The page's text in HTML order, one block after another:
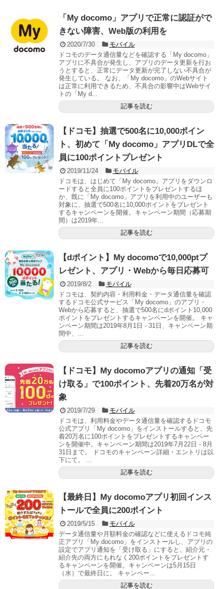
「My docomo」アプリで正常に認証がで
きない障害、Web版の利用を
2020/7/30
モバイル
ドコモのデータ通信量などを確認する「My docomo」
アプリに不具合が発生し、アプリのデータ更新を行お
うとすると、正常にデータ更新が完了しない不具合が
発生している。 なお、「My docomo」のWebサイト
は正常に利用できるため、不具合の影響中はWebサイ
トの「My d...
記事を読む
【ドコモ】抽選で500名に10,000ポイン
ト、初めて「My docomo」アプリDLで全
員に100ポイントプレゼント
2019/11/24
モバイル
ドコモは、はじめて「My docomo」アプリをダウンロ
ードすると全員に100ポイントをプレゼントするほ
か、既に「My docomo」アプリを利用中のユーザーも
対象に、抽選で500名に10,000ポイントをプレゼント
するキャンペーンを開催。キャンペーン期間（応募期
間）は2019年...
記事を読む
【dポイント】My docomoで10,000ptプ
レゼント、アプリ・Webから毎日応募可
2019/8/2
モバイル
ドコモは、契約内容・利用料金・データ通信量を確認
するドコモ公式サービス「My docomo」のアプリ・
Webから応募すると、抽選で500名にdポイント10,000
ポイントをプレゼントするキャンペーンを開催。 キャ
ンペーン期間は2019年8月1日 - 31日、キャンペーン期
間中、...
記事を読む
【ドコモ】My docomoアプリの通知「受
け取る」で100ポイント、先着20万名が対
象
2019/7/29
モバイル
ドコモは、利用料金やデータ通信量を確認するドコモ
公式アプリ「My docomo」をインストールすると、先
着20万名に100ポイントをプレゼントするキャンペー
ンを開催中。キャンペーン期間は2019年7月22日 - 8月
31日まで。 ドコモのキャンペーン詳細・エントリは以
下にて。 ...
記事を読む
【最終日】My docomoアプリ初回インス
トールで全員に200ポイント
2019/5/15
モバイル
データ通信量や月額料金の確認などに使えるドコモ純
正アプリ「My docomo」をインストールし、アプリの
設定でアプリ通知を「受け取る」にすると、紹介元・
紹介先の両方にもれなく200ポイントをプレゼントす
るキャンペーンを開催。キャンペーンは5月15日
（水）で最終日に。 キャンペー...
記事を読む